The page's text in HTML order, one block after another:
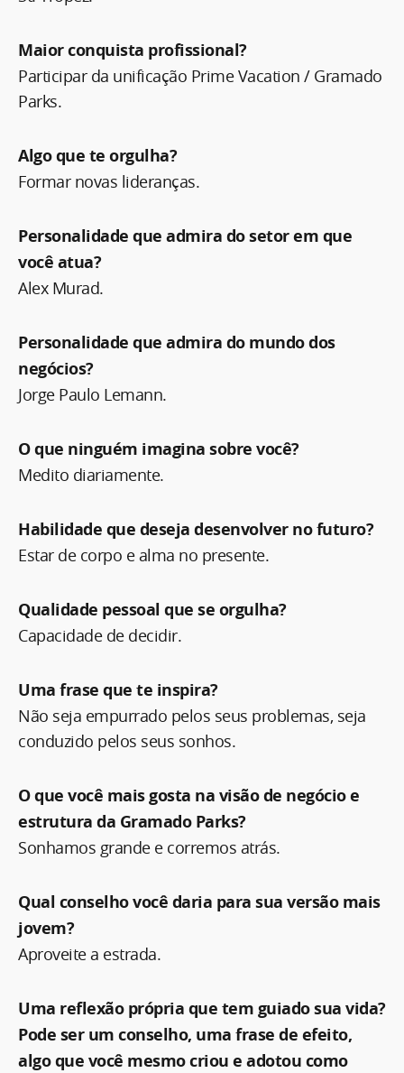
Maior conquista profissional?
Participar da unificação Prime Vacation / Gramado
Parks.
Algo que te orgulha?
Formar novas lideranças.
Personalidade que admira do setor em que
você atua?
Alex Murad.
Personalidade que admira do mundo dos
negócios?
Jorge Paulo Lemann.
O que ninguém imagina sobre você?
Medito diariamente.
Habilidade que deseja desenvolver no futuro?
Estar de corpo e alma no presente.
Qualidade pessoal que se orgulha?
Capacidade de decidir.
Uma frase que te inspira?
Não seja empurrado pelos seus problemas, seja
conduzido pelos seus sonhos.
O que você mais gosta na visão de negócio e
estrutura da Gramado Parks?
Sonhamos grande e corremos atrás.
Qual conselho você daria para sua versão mais
jovem?
Aproveite a estrada.
Uma reflexão própria que tem guiado sua vida?
Pode ser um conselho, uma frase de efeito,
algo que você mesmo criou e adotou como